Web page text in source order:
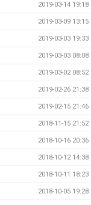
2019-03-14 19:18
2019-03-09 13:15
2019-03-03 19:33
2019-03-03 08:08
2019-03-02 08:52
2019-02-26 21:38
2019-02-15 21:46
2018-11-15 21:52
2018-10-16 20:36
2018-10-12 14:38
2018-10-11 18:23
2018-10-05 19:28